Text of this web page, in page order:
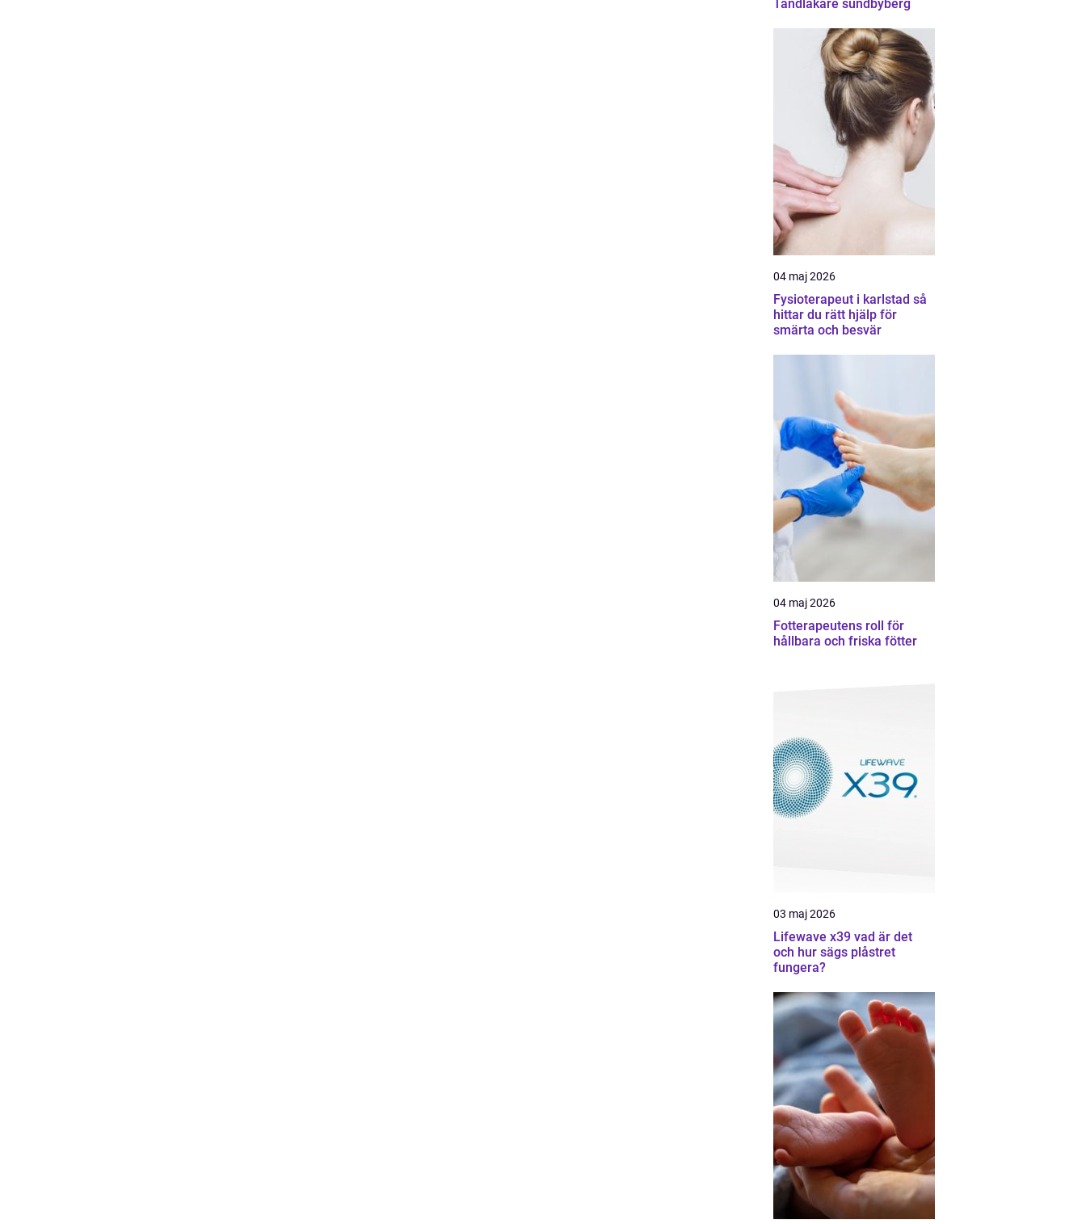
Tandläkare sundbyberg
04 maj 2026
Fysioterapeut i karlstad så
hittar du rätt hjälp för
smärta och besvär
04 maj 2026
Fotterapeutens roll för
hållbara och friska fötter
03 maj 2026
Lifewave x39 vad är det
och hur sägs plåstret
fungera?